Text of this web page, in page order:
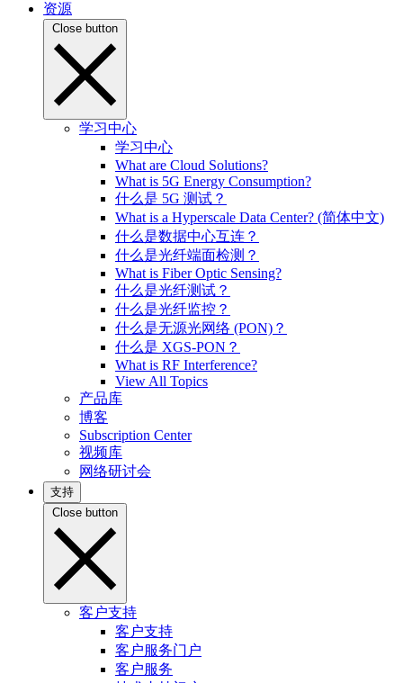
资源
Close button
学习中心
学习中心
What are Cloud Solutions?
What is 5G Energy Consumption?
什么是 5G 测试？
What is a Hyperscale Data Center? (简体中文)
什么是数据中心互连？
什么是光纤端面检测？
What is Fiber Optic Sensing?
什么是光纤测试？
什么是光纤监控？
什么是无源光网络 (PON)？
什么是 XGS-PON？
What is RF Interference?
View All Topics
产品库
博客
Subscription Center
视频库
网络研讨会
支持
Close button
客户支持
客户支持
客户服务门户
客户服务